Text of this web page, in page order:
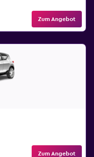
Zum Angebot
Zum Angebot